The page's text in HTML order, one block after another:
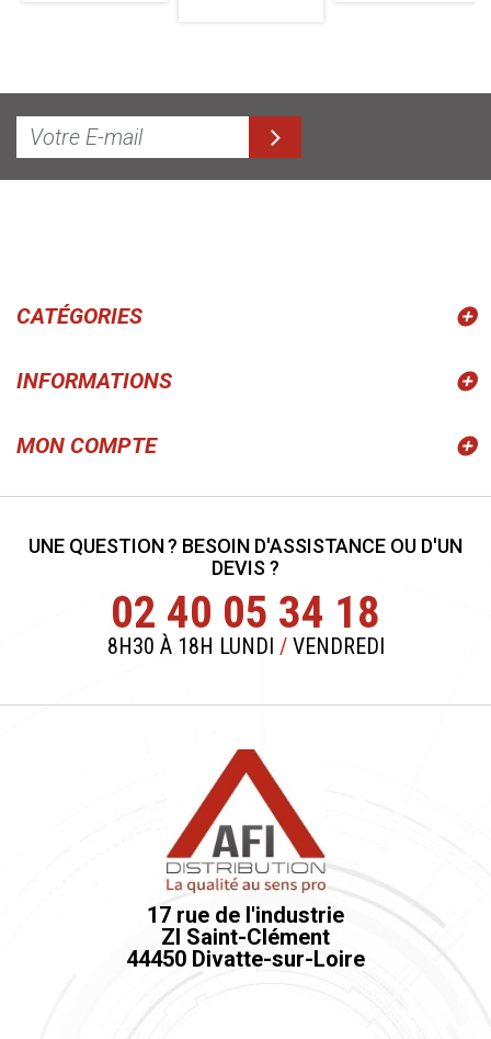
CATÉGORIES
INFORMATIONS
MON COMPTE
UNE QUESTION ? BESOIN D'ASSISTANCE OU D'UN
DEVIS ?
02 40 05 34 18
8H30 À 18H LUNDI /VENDREDI
17 rue de l'industrie
ZI Saint-Clément
44450 Divatte-sur-Loire